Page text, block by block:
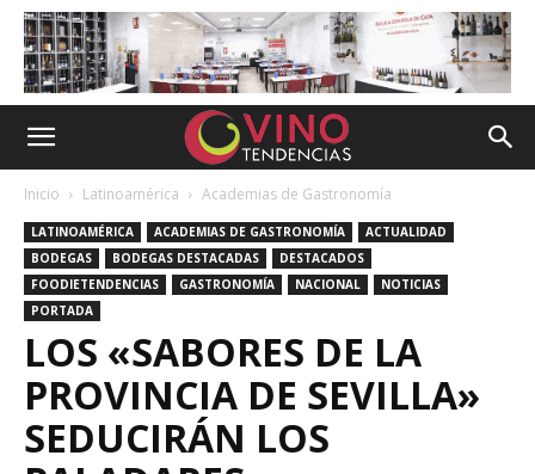
Inicio Latinoamérica Academias de Gastronomía
LATINOAMÉRICA ACADEMIAS DE GASTRONOMÍA
ACTUALIDAD
BODEGAS
BODEGAS DESTACADAS
DESTACADOS
FOODIETENDENCIAS
GASTRONOMÍA NACIONAL
NOTICIAS
PORTADA
LOS «SABORES DE LA
PROVINCIA DE SEVILLA»
SEDUCIRÁN LOS